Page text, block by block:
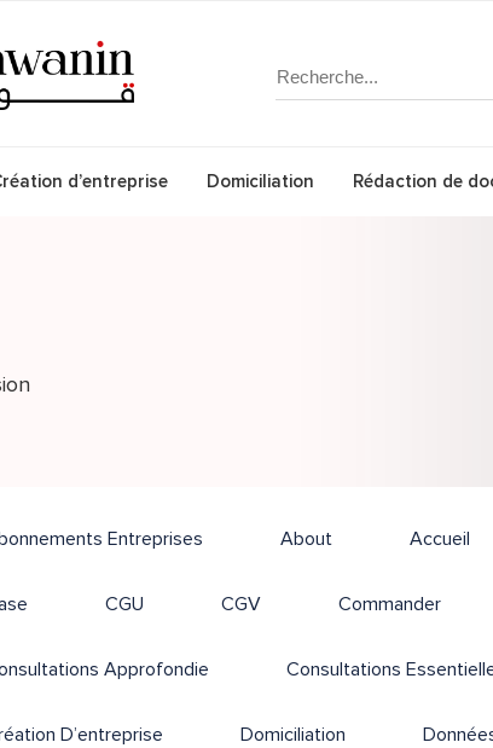
d’entreprise Domiciliation Rédaction de
Entreprises About Accueil
CGU CGV Commander
Approfondie Consultations
D’entreprise Domiciliation